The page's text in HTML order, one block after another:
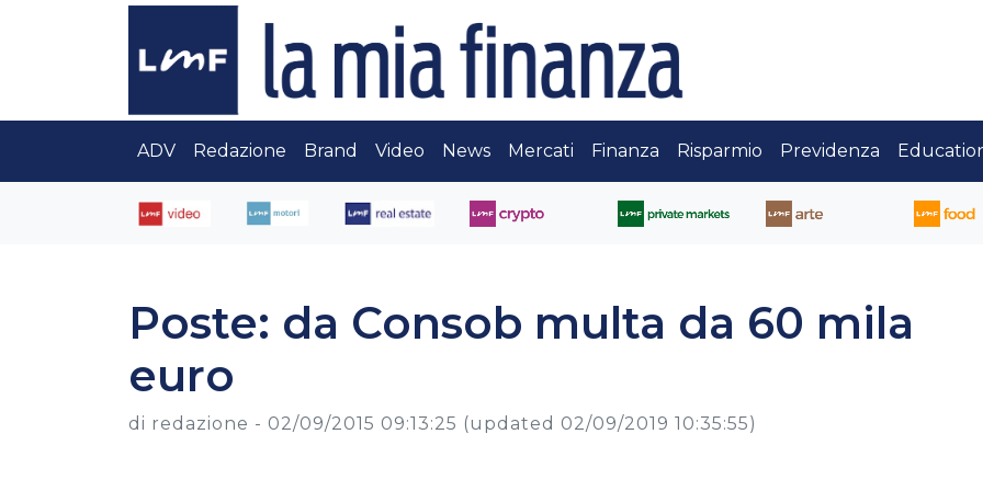
ADV Redazione Brand Video News Mercati Finanza Risparmio Previdenza
Poste: da Consob multa da 60 mila
euro
di redazione - 02/09/2015 09:13:25 (updated 02/09/2019 10:35:55)